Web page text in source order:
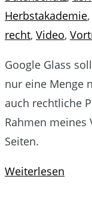
Herbstakademie,
recht, Video,
Google Glass
nur eine Menge
auch rechtliche
Rahmen meines
Seiten.
Weiterlesen